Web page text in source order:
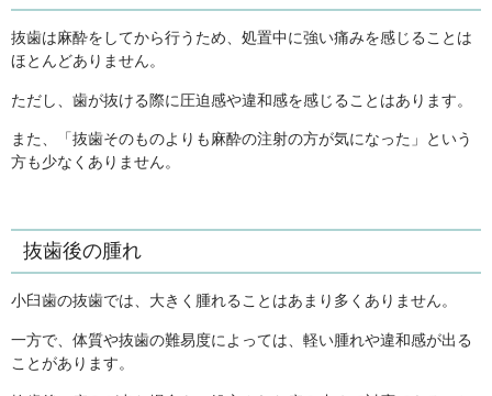
抜歯は麻酔をしてから行うため、処置中に強い痛みを感じることは
ほとんどありません。
ただし、歯が抜ける際に圧迫感や違和感を感じることはあります。
また、「抜歯そのものよりも麻酔の注射の方が気になった」という
方も少なくありません。
抜歯後の腫れ
小臼歯の抜歯では、大きく腫れることはあまり多くありません。
一方で、体質や抜歯の難易度によっては、軽い腫れや違和感が出る
ことがあります。